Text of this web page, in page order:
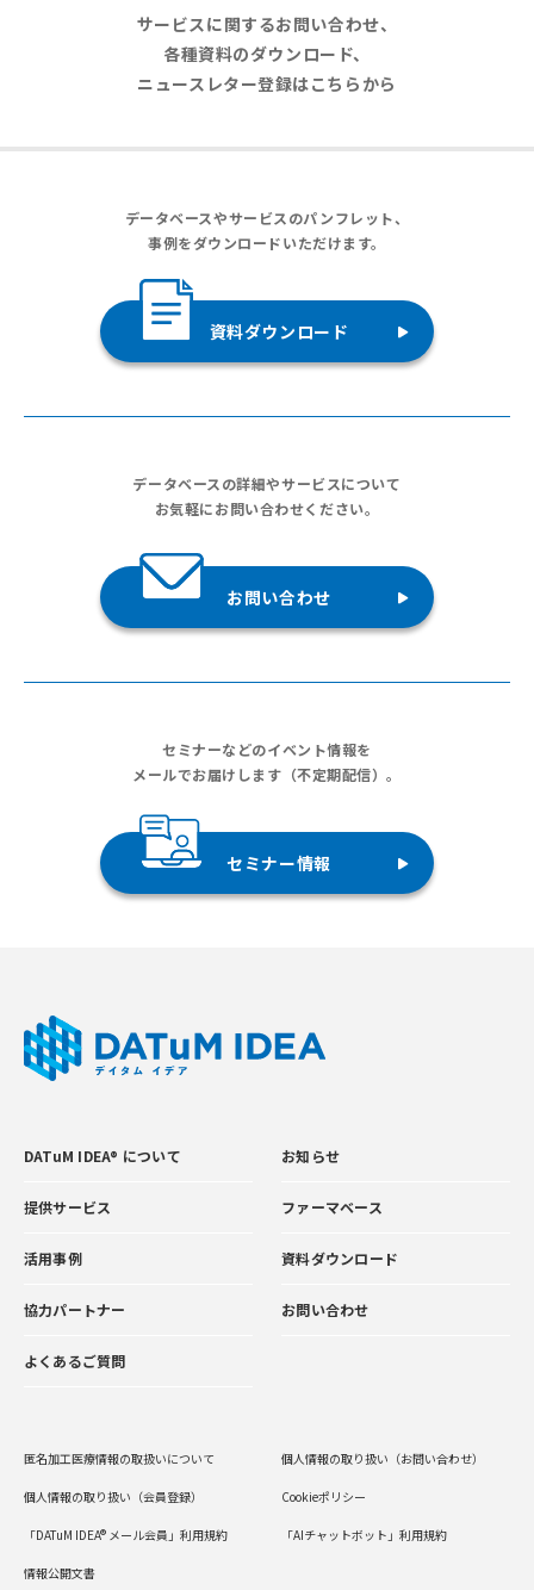
サービスに関するお問い合わせ、
各種資料のダウンロード、
ニュースレター登録はこちらから
データベースやサービスのパンフレット、
事例をダウンロードいただけます。
資料ダウンロード
データベースの詳細やサービスについて
お気軽にお問い合わせください。
お問い合わせ
セミナーなどのイベント情報を
メールでお届けします（不定期配信）。
セミナー情報
DATuM IDEA® について お知らせ
提供サービス ファーマベース
活用事例 資料ダウンロード
協力パートナー お問い合わせ
よくあるご質問
匿名加工医療情報の取扱いについて 個人情報の取り扱い（お問い合わせ）
個人情報の取り扱い（会員登録） Cookieポリシー
「DATuM IDEA® メール会員」利用規約 「AIチャットボット」利用規約
情報公開文書